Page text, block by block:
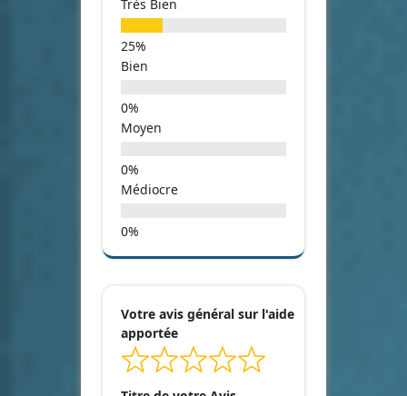
Très Bien
Bien
Moyen
Médiocre
Votre avis général sur l'aide
apportée